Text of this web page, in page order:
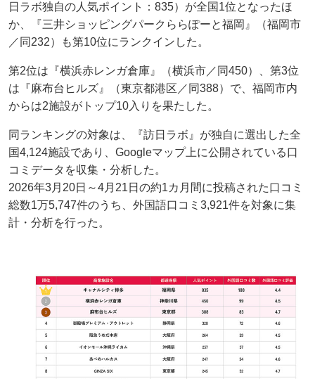
日ラボ独自の人気ポイント：835）が全国1位となったほ
か、『三井ショッピングパークららぽーと福岡』（福岡市
／同232）も第10位にランクインした。
第2位は『横浜赤レンガ倉庫』（横浜市／同450）、第3位
は『麻布台ヒルズ』（東京都港区／同388）で、福岡市内
からは2施設がトップ10入りを果たした。
同ランキングの対象は、『訪日ラボ』が独自に選出した全
国4,124施設であり、Googleマップ上に公開されている口
コミデータを収集・分析した。
2026年3月20日～4月21日の約1カ月間に投稿された口コミ
総数1万5,747件のうち、外国語口コミ3,921件を対象に集
計・分析を行った。